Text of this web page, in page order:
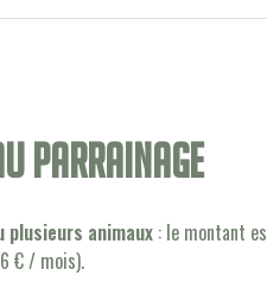
parrainage
plusieurs animaux: le montant
€ / mois).